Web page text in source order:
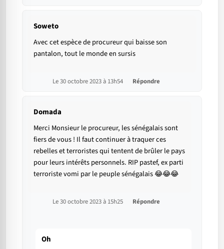
Soweto
Avec cet espèce de procureur qui baisse son
pantalon, tout le monde en sursis
Le 30 octobre 2023 à 13h54 Répondre
Domada
Merci Monsieur le procureur, les sénégalais sont
fiers de vous ! Il faut continuer à traquer ces
rebelles et terroristes qui tentent de brûler le pays
pour leurs intérêts personnels. RIP pastef, ex parti
terroriste vomi par le peuple sénégalais 😂😂😂
Le 30 octobre 2023 à 15h25 Répondre
Oh